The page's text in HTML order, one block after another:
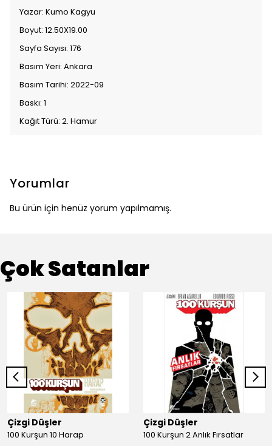
Yazar: Kumo Kagyu
Boyut: 12.50X19.00
Sayfa Sayısı: 176
Basım Yeri: Ankara
Basım Tarihi: 2022-09
Baskı: 1
Kağıt Türü: 2. Hamur
Yorumlar
Bu ürün için henüz yorum yapılmamış.
Çok Satanlar
Çizgi Düşler
100 Kurşun 10 Harap
Çizgi Düşler
100 Kurşun 2 Anlık Fırsatlar